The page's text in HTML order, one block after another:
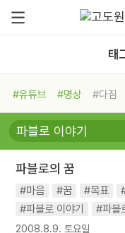
태
#유튜브 #명상 #다짐
#비전캠프
#독서캠프
#희망
#나눔 #친구
#독서
#건강
파블로의 꿈
#마음 #꿈 #목표
#파블로 이야기
#파블
2008.8.9. 토요일